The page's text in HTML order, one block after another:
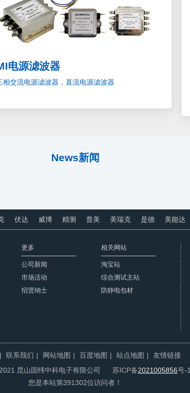
电源滤波器
相交流电源滤波器，直流电源滤波器
News新闻
伏达 威博 精测 普美 美瑞克 是德 美能达
更多
公司新闻
市场活动
招贤纳士
相关网站
淘宝站
综合测试主站
防静电包材
| 联系我们 | 网站地图 | 百度地图 | 站点地图 |
友情链接
昆山固纬中科电子有限公司 苏ICP备2021005856号-1
您是本站第391302位访问者！